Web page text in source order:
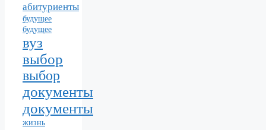
абитуриенты
будущее
будущее
вуз
выбор
выбор
документы
документы
жизнь